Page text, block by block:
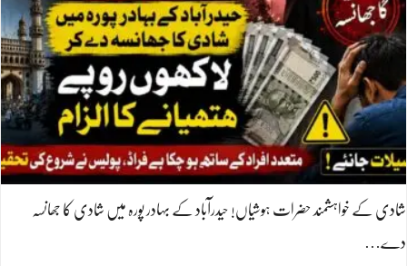
شادی کے خواہشمند حضرات ہوشیاں! حیدرآباد کے بہادر پورہ میں شادی کا جھانسہ
دے…